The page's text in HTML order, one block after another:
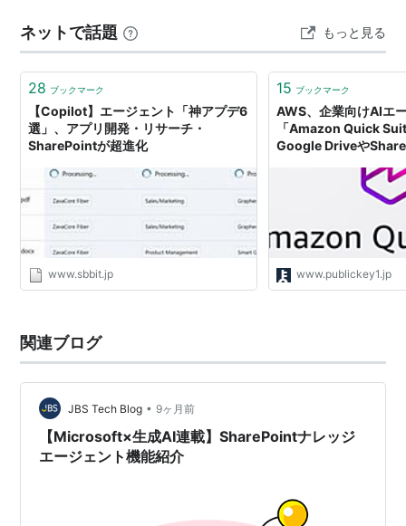
ネットで話題 もっと見る
28 ブックマーク
【Copilot】エージェント「神アプデ6
選」、アプリ開発・リサーチ・
SharePointが超進化
www.sbbit.jp
15 ブックマーク
AWS、企業向けAIエ
「Amazon Quick
Google Driveや
タソースに接続、分
www.publickey1.jp
関連ブログ
JBS Tech Blog • 9ヶ月前
【Microsoft×生成AI連載】SharePointナレッジ
エージェント機能紹介